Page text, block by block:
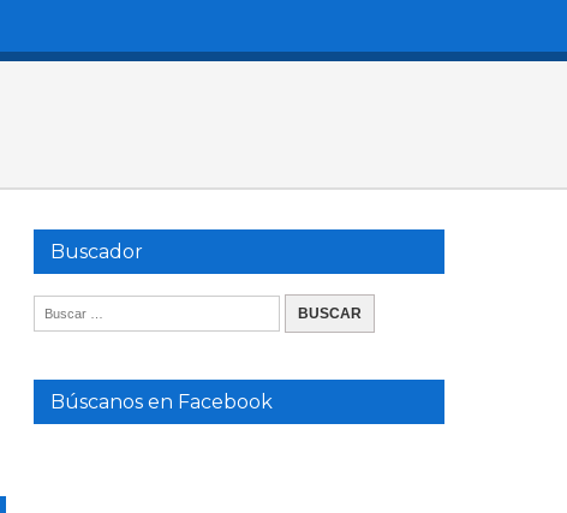
Buscador
Búscanos en Facebook